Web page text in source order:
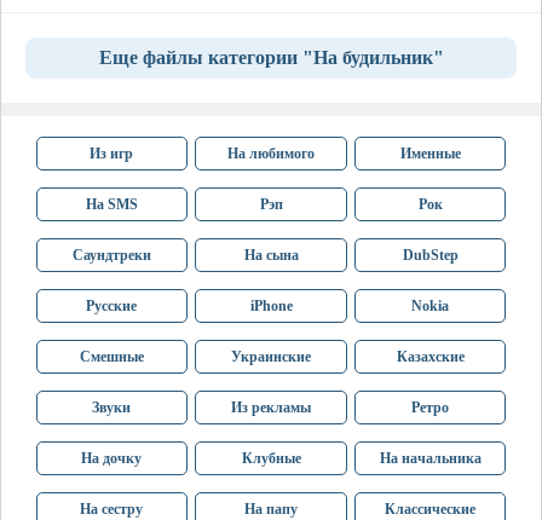
Еще файлы категории "На будильник"
Из игр На любимого Именные
На SMS Рэп Рок
Саундтреки На сына DubStep
Русские iPhone Nokia
Смешные Украинские Казахские
Звуки Из рекламы Ретро
На дочку Клубные На начальника
На сестру На папу Классические